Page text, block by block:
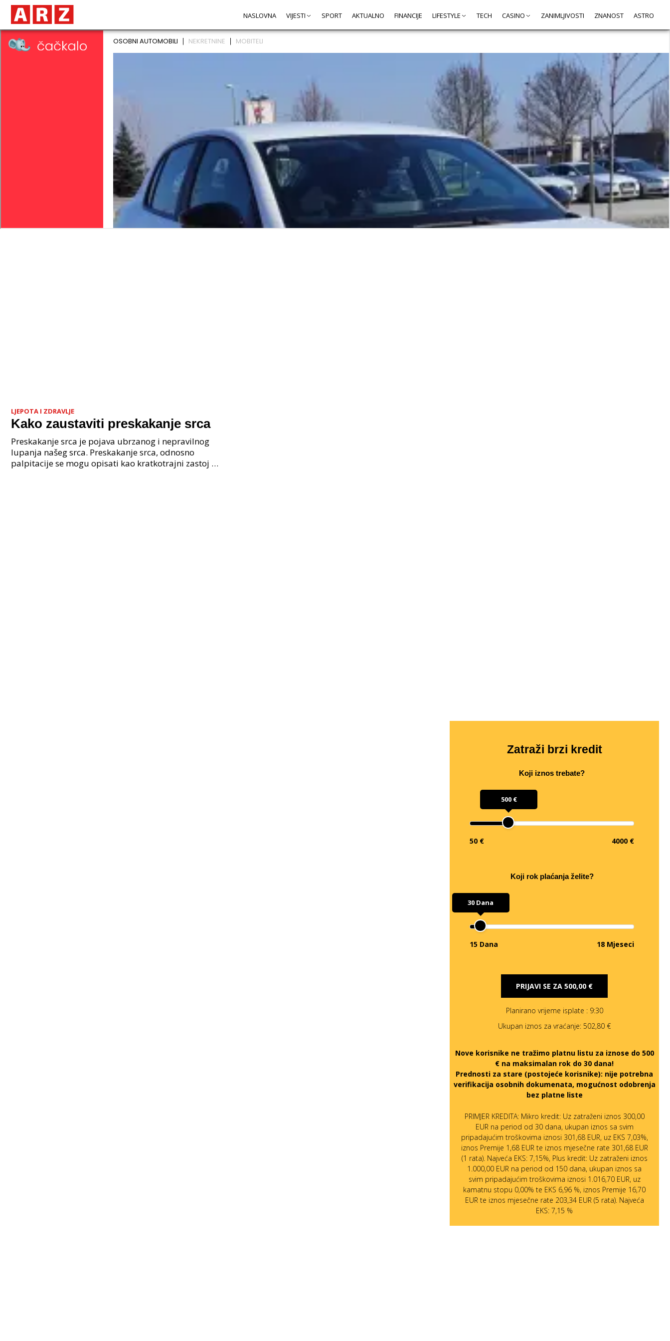
NASLOVNA VIJESTI SPORT AKTUALNO FINANCIJE LIFESTYLE TECH CASINO ZANIMLJIVOSTI ZNANOST ASTRO
LJEPOTA I ZDRAVLJE
Kako zaustaviti preskakanje srca
Preskakanje srca je pojava ubrzanog i nepravilnog
lupanja našeg srca. Preskakanje srca, odnosno
palpitacije se mogu opisati kao kratkotrajni zastoj u
Zatraži brzi kredit
Koji iznos trebate?
500 €
50 € 4000 €
Koji rok plaćanja želite?
30 Dana
15 Dana 18 Mjeseci
PRIJAVI SE ZA 500,00 €
Planirano vrijeme isplate : 9:30
Ukupan iznos za vraćanje: 502,80 €
Nove korisnike ne tražimo platnu listu za iznose do 500
€ na maksimalan rok do 30 dana!
Prednosti za stare (postojeće korisnike): nije potrebna
verifikacija osobnih dokumenata, mogućnost odobrenja
bez platne liste
PRIMJER KREDITA: Mikro kredit: Uz zatraženi iznos 300,00
EUR na period od 30 dana, ukupan iznos sa svim
pripadajućim troškovima iznosi 301,68 EUR, uz EKS 7,03%,
iznos Premije 1,68 EUR te iznos mjesečne rate 301,68 EUR
(1 rata). Najveća EKS: 7,15%, Plus kredit: Uz zatraženi iznos
1.000,00 EUR na period od 150 dana, ukupan iznos sa
svim pripadajućim troškovima iznosi 1.016,70 EUR, uz
kamatnu stopu 0,00% te EKS 6,96 %, iznos Premije 16,70
EUR te iznos mjesečne rate 203,34 EUR (5 rata). Najveća
EKS: 7,15 %